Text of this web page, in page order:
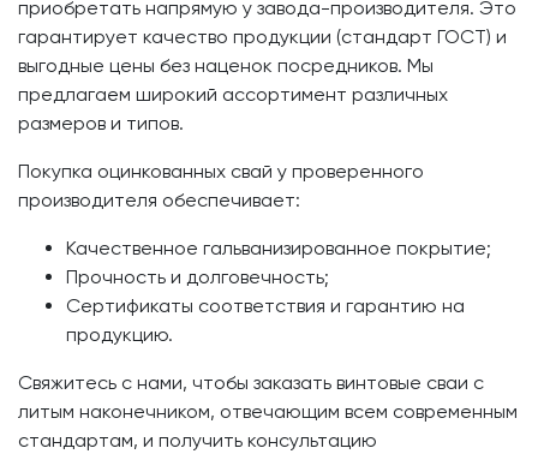
приобретать напрямую у завода-производителя. Это
гарантирует качество продукции (стандарт ГОСТ) и
выгодные цены без наценок посредников. Мы
предлагаем широкий ассортимент различных
размеров и типов.
Покупка оцинкованных свай у проверенного
производителя обеспечивает:
Качественное гальванизированное покрытие;
Прочность и долговечность;
Сертификаты соответствия и гарантию на
продукцию.
Свяжитесь с нами, чтобы заказать винтовые сваи с
литым наконечником, отвечающим всем современным
стандартам, и получить консультацию